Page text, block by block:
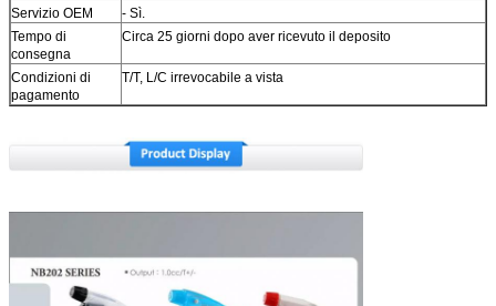
Servizio OEM
- Sì.
Tempo di
consegna
Circa 25 giorni dopo aver ricevuto il deposito
Condizioni di
pagamento
T/T, L/C irrevocabile a vista